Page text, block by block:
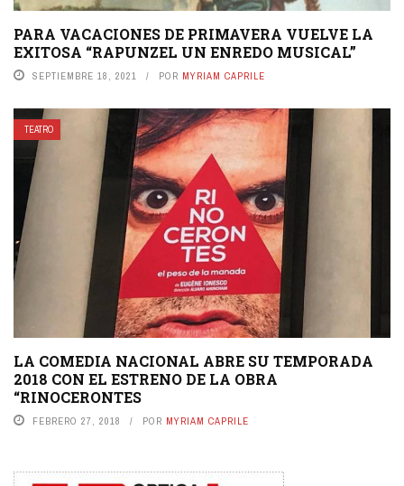
PARA VACACIONES DE PRIMAVERA VUELVE LA
EXITOSA “RAPUNZEL UN ENREDO MUSICAL”
SEPTIEMBRE 18, 2021 POR MYRIAM CAPRILE
TEATRO
LA COMEDIA NACIONAL ABRE SU TEMPORADA
2018 CON EL ESTRENO DE LA OBRA
“RINOCERONTES
FEBRERO 27, 2018 POR MYRIAM CAPRILE